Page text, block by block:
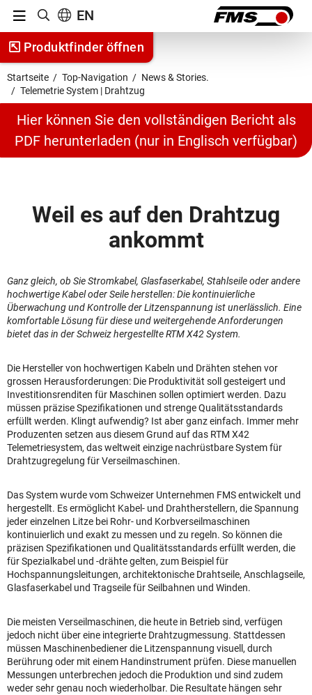
Zur Navigation springen
Menu
Suche anzeigen
EN
Produktfinder öffnen
Startseite Top-Navigation
News & Stories.
Telemetrie System | Drahtzug
Hier können Sie den vollständigen Bericht als
PDF herunterladen (nur in Englisch verfügbar)
Weil es auf den Drahtzug
ankommt
Ganz gleich, ob Sie Stromkabel, Glasfaserkabel, Stahlseile oder andere
hochwertige Kabel oder Seile herstellen: Die kontinuierliche
Überwachung und Kontrolle der Litzenspannung ist unerlässlich. Eine
komfortable Lösung für diese und weitergehende Anforderungen
bietet das in der Schweiz hergestellte RTM X42 System.
Die Hersteller von hochwertigen Kabeln und Drähten stehen vor
grossen Herausforderungen: Die Produktivität soll gesteigert und
Investitionsrenditen für Maschinen sollen optimiert werden. Dazu
müssen präzise Spezifikationen und strenge Qualitätsstandards
erfüllt werden. Klingt aufwendig? Ist aber ganz einfach. Immer mehr
Produzenten setzen aus diesem Grund auf das RTM X42
Telemetriesystem, das weltweit einzige nachrüstbare System für
Drahtzugregelung für Verseilmaschinen.
Das System wurde vom Schweizer Unternehmen FMS entwickelt und
hergestellt. Es ermöglicht Kabel- und Drahtherstellern, die Spannung
jeder einzelnen Litze bei Rohr- und Korbverseilmaschinen
kontinuierlich und exakt zu messen und zu regeln. So können die
präzisen Spezifikationen und Qualitätsstandards erfüllt werden, die
für Spezialkabel und -drähte gelten, zum Beispiel für
Hochspannungsleitungen, architektonische Drahtseile, Anschlagseile,
Glasfaserkabel und Tragseile für Seilbahnen und Winden.
Die meisten Verseilmaschinen, die heute in Betrieb sind, verfügen
jedoch nicht über eine integrierte Drahtzugmessung. Stattdessen
müssen Maschinenbediener die Litzenspannung visuell, durch
Berührung oder mit einem Handinstrument prüfen. Diese manuellen
Messungen unterbrechen jedoch die Produktion und sind zudem
weder sehr genau noch wiederholbar. Die Resultate hängen sehr